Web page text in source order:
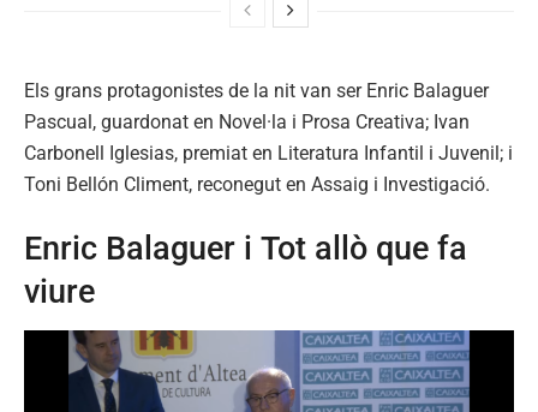
Els grans protagonistes de la nit van ser Enric Balaguer
Pascual, guardonat en Novel·la i Prosa Creativa; Ivan
Carbonell Iglesias, premiat en Literatura Infantil i Juvenil; i
Toni Bellón Climent, reconegut en Assaig i Investigació.
Enric Balaguer i Tot allò que fa
viure